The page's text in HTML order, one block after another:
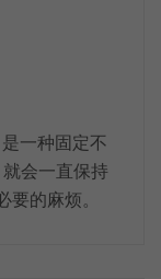
一种固定不
会一直保持
的麻烦。